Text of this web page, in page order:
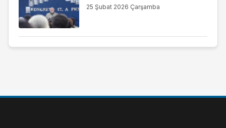
25 Şubat 2026 Çarşamba